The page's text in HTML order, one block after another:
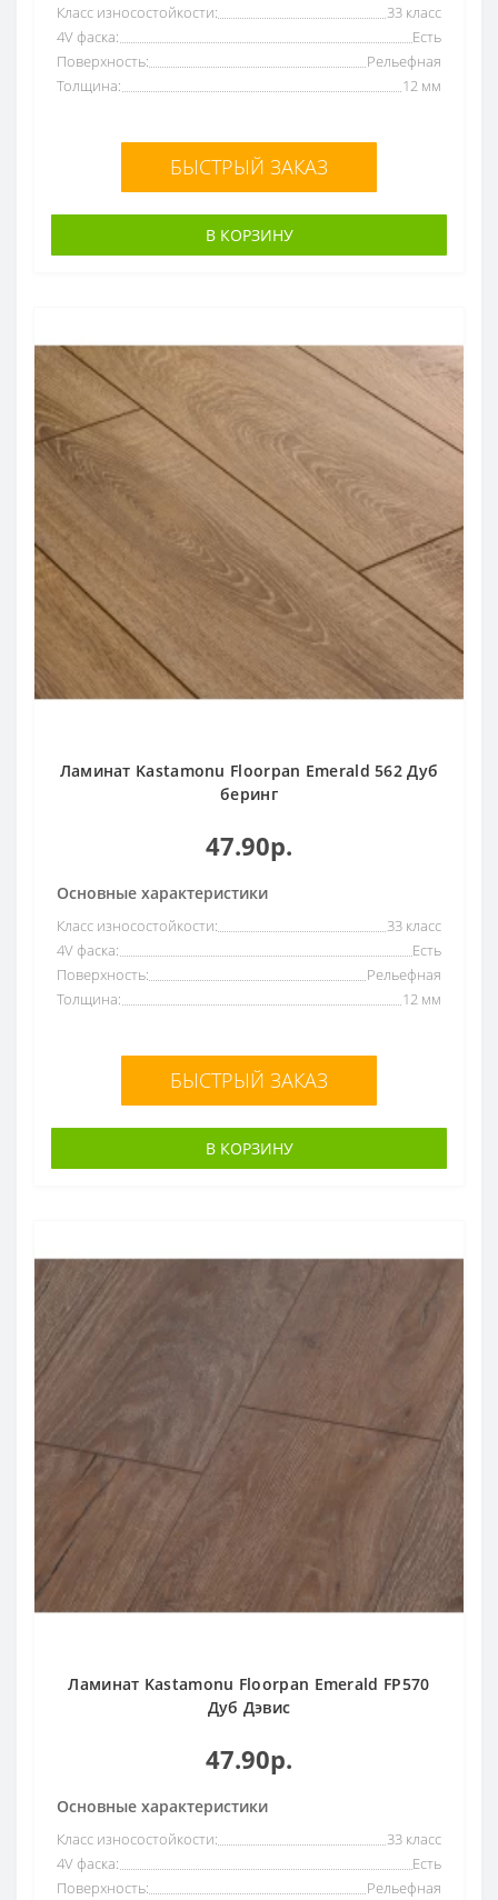
Класс износостойкости:
33 класс
4V фаска:
Есть
Поверхность:
Рельефная
Толщина:
12 мм
БЫСТРЫЙ ЗАКАЗ
В КОРЗИНУ
Ламинат Kastamonu Floorpan Emerald 562 Дуб
беринг
47.90р.
Основные характеристики
Класс износостойкости:
33 класс
4V фаска:
Есть
Поверхность:
Рельефная
Толщина:
12 мм
БЫСТРЫЙ ЗАКАЗ
В КОРЗИНУ
Ламинат Kastamonu Floorpan Emerald FP570
Дуб Дэвис
47.90р.
Основные характеристики
Класс износостойкости:
33 класс
4V фаска:
Есть
Поверхность:
Рельефная